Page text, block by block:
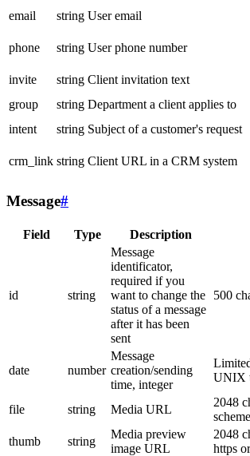
email
string User email
phone
string User phone number
invite
string Client invitation text
group
string Department a client applies to
intent
string Subject of a customer's request
crm_link string Client URL in a CRM system
Message#
Field Type Description
id string
Message
identificator,
required if you
want to change the
status of a message
after it has been
sent
500
date number
Message
creation/sending
time, integer
UNIX
file string Media URL
2048
thumb
string
Media preview
image URL
2048
https